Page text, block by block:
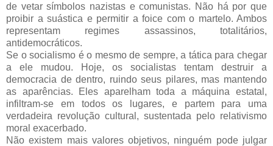
de vetar símbolos nazistas e comunistas. Não há por que
proibir a suástica e permitir a foice com o martelo. Ambos
representam regimes assassinos, totalitários,
antidemocráticos.
Se o socialismo é o mesmo de sempre, a tática para chegar
a ele mudou. Hoje, os socialistas tentam destruir a
democracia de dentro, ruindo seus pilares, mas mantendo
as aparências. Eles aparelham toda a máquina estatal,
infiltram-se em todos os lugares, e partem para uma
verdadeira revolução cultural, sustentada pelo relativismo
moral exacerbado.
Não existem mais valores objetivos, ninguém pode julgar